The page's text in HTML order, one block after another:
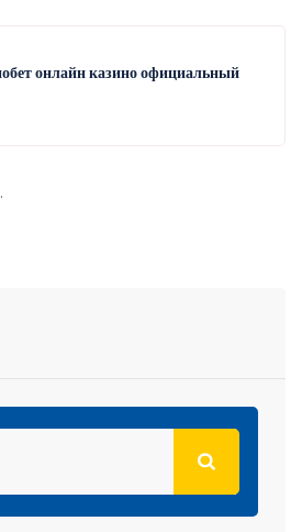
онлайн казино официальный